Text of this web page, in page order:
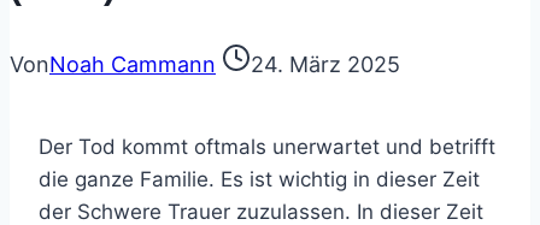
VonNoah Cammann 24. März 2025
Der Tod kommt oftmals unerwartet und betrifft
die ganze Familie. Es ist wichtig in dieser Zeit
der Schwere Trauer zuzulassen. In dieser Zeit